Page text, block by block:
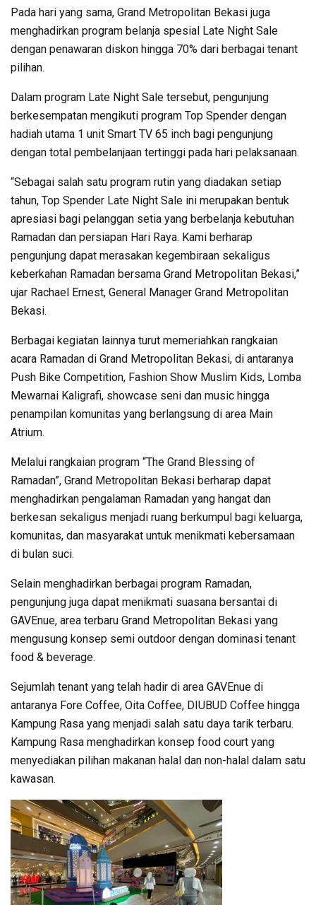
Pada hari yang sama, Grand Metropolitan Bekasi juga
menghadirkan program belanja spesial Late Night Sale
dengan penawaran diskon hingga 70% dari berbagai tenant
pilihan.
Dalam program Late Night Sale tersebut, pengunjung
berkesempatan mengikuti program Top Spender dengan
hadiah utama 1 unit Smart TV 65 inch bagi pengunjung
dengan total pembelanjaan tertinggi pada hari pelaksanaan.
“Sebagai salah satu program rutin yang diadakan setiap
tahun, Top Spender Late Night Sale ini merupakan bentuk
apresiasi bagi pelanggan setia yang berbelanja kebutuhan
Ramadan dan persiapan Hari Raya. Kami berharap
pengunjung dapat merasakan kegembiraan sekaligus
keberkahan Ramadan bersama Grand Metropolitan Bekasi,”
ujar Rachael Ernest, General Manager Grand Metropolitan
Bekasi.
Berbagai kegiatan lainnya turut memeriahkan rangkaian
acara Ramadan di Grand Metropolitan Bekasi, di antaranya
Push Bike Competition, Fashion Show Muslim Kids, Lomba
Mewarnai Kaligrafi, showcase seni dan music hingga
penampilan komunitas yang berlangsung di area Main
Atrium.
Melalui rangkaian program “The Grand Blessing of
Ramadan”, Grand Metropolitan Bekasi berharap dapat
menghadirkan pengalaman Ramadan yang hangat dan
berkesan sekaligus menjadi ruang berkumpul bagi keluarga,
komunitas, dan masyarakat untuk menikmati kebersamaan
di bulan suci.
Selain menghadirkan berbagai program Ramadan,
pengunjung juga dapat menikmati suasana bersantai di
GAVEnue, area terbaru Grand Metropolitan Bekasi yang
mengusung konsep semi outdoor dengan dominasi tenant
food & beverage.
Sejumlah tenant yang telah hadir di area GAVEnue di
antaranya Fore Coffee, Oita Coffee, DIUBUD Coffee hingga
Kampung Rasa yang menjadi salah satu daya tarik terbaru.
Kampung Rasa menghadirkan konsep food court yang
menyediakan pilihan makanan halal dan non-halal dalam satu
kawasan.